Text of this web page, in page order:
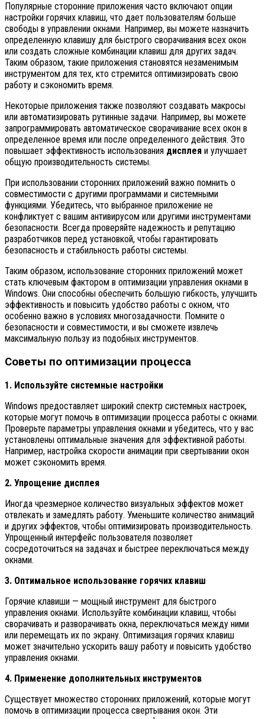
Популярные сторонние приложения часто включают опции
настройки горячих клавиш, что дает пользователям больше
свободы в управлении окнами. Например, вы можете назначить
определенную клавишу для быстрого сворачивания всех окон
или создать сложные комбинации клавиш для других задач.
Таким образом, такие приложения становятся незаменимым
инструментом для тех, кто стремится оптимизировать свою
работу и сэкономить время.
Некоторые приложения также позволяют создавать макросы
или автоматизировать рутинные задачи. Например, вы можете
запрограммировать автоматическое сворачивание всех окон в
определенное время или после определенного действия. Это
повышает эффективность использования дисплея и улучшает
общую производительность системы.
При использовании сторонних приложений важно помнить о
совместимости с другими программами и системными
функциями. Убедитесь, что выбранное приложение не
конфликтует с вашим антивирусом или другими инструментами
безопасности. Всегда проверяйте надежность и репутацию
разработчиков перед установкой, чтобы гарантировать
безопасность и стабильность работы системы.
Таким образом, использование сторонних приложений может
стать ключевым фактором в оптимизации управления окнами в
Windows. Они способны обеспечить большую гибкость, улучшить
эффективность и повысить удобство работы с окном, что
особенно важно в условиях многозадачности. Помните о
безопасности и совместимости, и вы сможете извлечь
максимальную пользу из подобных инструментов.
Советы по оптимизации процесса
1. Используйте системные настройки
Windows предоставляет широкий спектр системных настроек,
которые могут помочь в оптимизации процесса работы с окнами.
Проверьте параметры управления окнами и убедитесь, что у вас
установлены оптимальные значения для эффективной работы.
Например, настройка скорости анимации при свертывании окон
может сэкономить время.
2. Упрощение дисплея
Иногда чрезмерное количество визуальных эффектов может
отвлекать и замедлять работу. Уменьшите количество анимаций
и других эффектов, чтобы оптимизировать производительность.
Упрощенный интерфейс пользователя позволяет
сосредоточиться на задачах и быстрее переключаться между
окнами.
3. Оптимальное использование горячих клавиш
Горячие клавиши — мощный инструмент для быстрого
управления окнами. Используйте комбинации клавиш, чтобы
сворачивать и разворачивать окна, переключаться между ними
или перемещать их по экрану. Оптимизация горячих клавиш
может значительно ускорить вашу работу и повысить удобство
управления окнами.
4. Применение дополнительных инструментов
Существует множество сторонних приложений, которые могут
помочь в оптимизации процесса свертывания окон. Эти